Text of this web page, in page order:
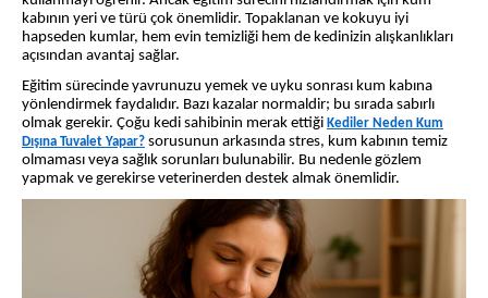
kabının yeri ve türü çok önemlidir. Topaklanan ve kokuyu iyi
hapseden kumlar, hem evin temizliği hem de kedinizin alışkanlıkları
açısından avantaj sağlar.
Eğitim sürecinde yavrunuzu yemek ve uyku sonrası kum kabına
yönlendirmek faydalıdır. Bazı kazalar normaldir; bu sırada sabırlı
olmak gerekir. Çoğu kedi sahibinin merak ettiği Kediler Neden Kum
Dışına Tuvalet Yapar? sorusunun arkasında stres, kum kabının temiz
olmaması veya sağlık sorunları bulunabilir. Bu nedenle gözlem
yapmak ve gerekirse veterinerden destek almak önemlidir.